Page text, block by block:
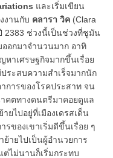
และเริ่มเขียน
งานกับ คลารา วิค (Clara
2383 ช่วงนี้เป็นช่วงที่ชูมัน
อกมาจำนวนมาก อาทิ
าเศรษฐกิจมากขึ้นเรื่อย
ระสบความสำเร็จมากนัก
การของโรคประสาท จน
คตทางดนตรีมาคอยดูแล
ยไปอยู่ที่เมืองเดรสเด็น
รของเขาเริ่มดีขึ้นเรื่อย ๆ
ย้ายไปเป็นผู้อำนวยการ
ต่ไม่นานก็เริ่มกระทบ